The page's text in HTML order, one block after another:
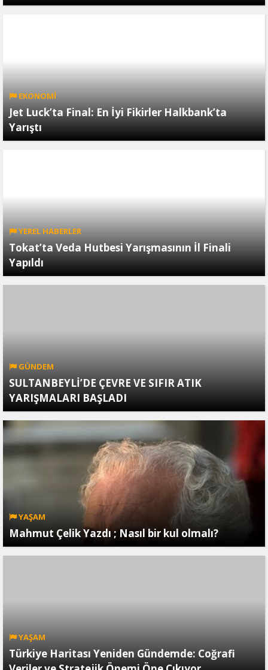
EKONOMİ
Jet Luck’ta Final: En İyi Fikirler Halkbank’ta
Yarıştı
YEREL HABERLER
Tokat’ta Veda Hutbesi Yarışmasının İl Finali
Yapıldı
GÜNDEM
SULTANBEYLİ’DE ÇEVRE VE SIFIR ATIK
YARIŞMALARI BAŞLADI
YAŞAM
Mahmut Çelik Yazdı ; Nasıl bir kul olmalı?
YAŞAM
Türkiye Haritası Yeniden Gündemde: Coğrafi